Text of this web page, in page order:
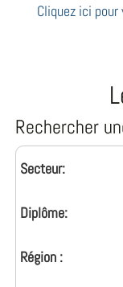
Cliquez ici pour
Rechercher
Secteur:
Diplôme:
Région :